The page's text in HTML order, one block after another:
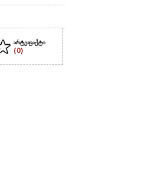
არტეფაქტი
(0)